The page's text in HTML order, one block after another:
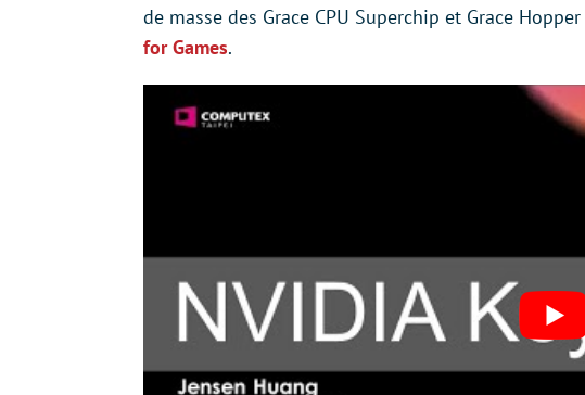
de masse des Grace CPU Superchip et Grace
for Games.